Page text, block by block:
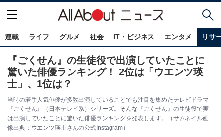
連載 ライフ グルメ 社会 IT・ビジネス エンタメ リサ
『ごくせん』の生徒役で出演していたことに
驚いた俳優ランキング！ 2位は「ウエンツ瑛
士」、1位は？
当時の若手人気俳優が多数出演していることでも注目を集めたテレビドラマ
『ごくせん』（日本テレビ系）シリーズ。そんな『ごくせん』の生徒役で実
は出演していたことに驚いた俳優ランキングを発表します。（サムネイル画
像出典：ウエンツ瑛士さんの公式Instagram）